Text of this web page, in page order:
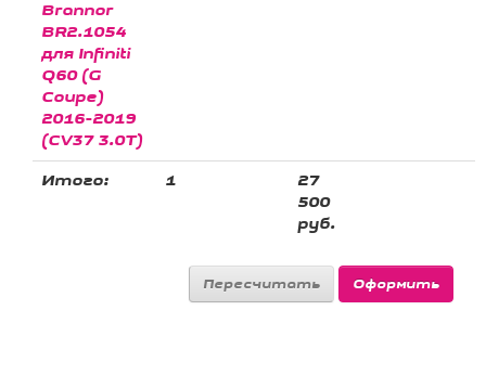
Brannor
BR2.1054
для Infiniti
Q60 (G
Coupe)
2016-2019
(CV37 3.0T)
Итого: 1
27
500
руб.